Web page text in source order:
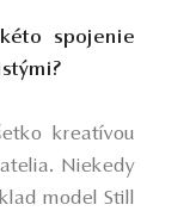
spojenie
kreatívou
Niekedy
model Still